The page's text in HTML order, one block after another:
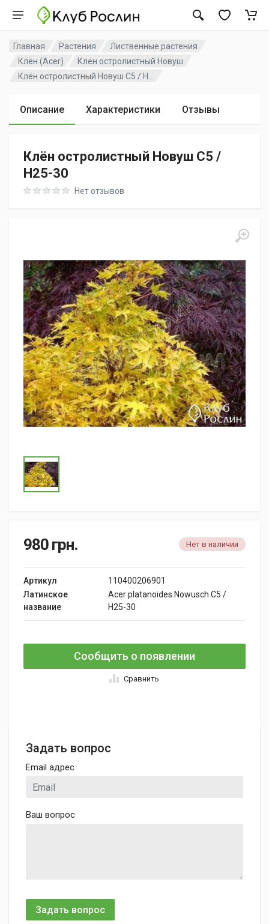
Главная Растения
Лиственные растения
Клён (Acer)
Клён остролистный Новуш
Клён остролистный Новуш C5 / H...
Описание Характеристики Отзывы
Клён остролистный Новуш C5 /
H25-30
Rating: 0 out of 5Нет отзывов
980 грн. Нет в наличии
Артикул
110400206901
Латинское
название
Acer platanoides Nowusch C5 /
H25-30
Сообщить о появлении
Сравнить
Задать вопрос
Email адрес
Ваш вопрос
Задать вопрос